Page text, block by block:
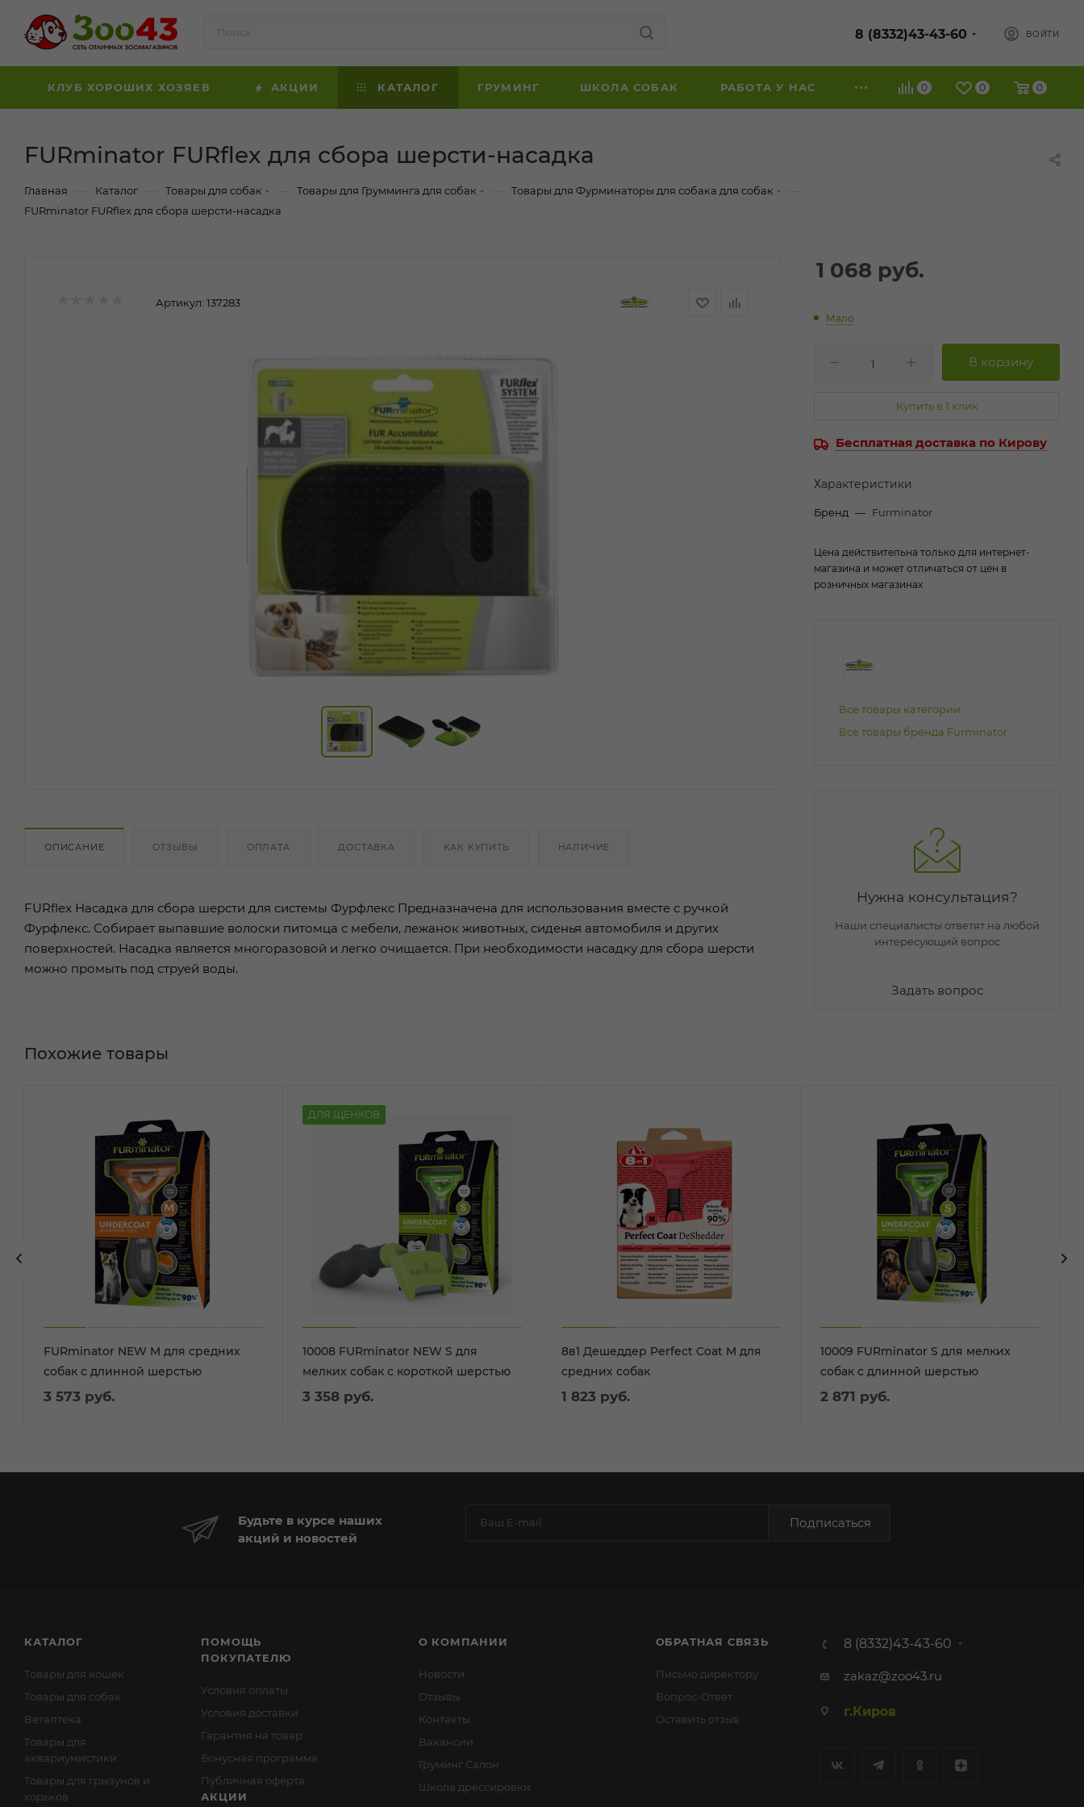
8 (8332)43-43-60 ВОЙТИ
0 0 0
КЛУБ ХОРОШИХ ХОЗЯЕВ АКЦИИ КАТАЛОГ ГРУМИНГ ШКОЛА СОБАК РАБОТА У НАС
FURminator FURflex для сбора шерсти-насадка
Главная Каталог Товары для собак Товары для Грумминга для собак Товары для Фурминаторы для собака для собак
FURminator FURflex для сбора шерсти-насадка
Артикул: 137283
ОПИСАНИЕ ОТЗЫВЫ ОПЛАТА ДОСТАВКА КАК КУПИТЬ НАЛИЧИЕ
FURflex Насадка для сбора шерсти для системы Фурфлекс Предназначена для использования вместе с ручкой
Фурфлекс. Собирает выпавшие волоски питомца с мебели, лежанок животных, сиденья автомобиля и других
поверхностей. Насадка является многоразовой и легко очищается. При необходимости насадку для сбора шерсти
можно промыть под струей воды.
1 068 руб.
Мало
Купить в 1 клик
Бесплатная доставка по Кирову
Характеристики
Бренд — Furminator
Цена действительна только для интернет-
магазина и может отличаться от цен в
розничных магазинах
Все товары категории
Все товары бренда Furminator
Нужна консультация?
Наши специалисты ответят на любой
интересующий вопрос
Задать вопрос
FURminator NEW M для средних
собак с длинной шерстью
3 573 руб.
ДЛЯ ЩЕНКОВ
10008 FURminator NEW S для
мелких собак с короткой шерстью
3 358 руб.
8в1 Дешеддер Perfect Coat M для
средних собак
1 823 руб.
10009 FURminator S для мелких
собак с длинной шерстью
2 871 руб.
Похожие товары
Будьте в курсе наших
акций и новостей
Подписаться
КАТАЛОГ
Товары для кошек
Товары для собак
Ветаптека
Товары для
аквариумистики
Товары для грызунов и
хорьков
ПОМОЩЬ
ПОКУПАТЕЛЮ
Условия оплаты
Условия доставки
Гарантия на товар
Бонусная программа
Публичная оферта
АКЦИИ
О КОМПАНИИ
Новости
Отзывы
Контакты
Вакансии
Груминг Салон
Школа дрессировки
ОБРАТНАЯ СВЯЗЬ
Письмо директору
Вопрос-Ответ
Оставить отзыв
8 (8332)43-43-60
zakaz@zoo43.ru
г.Киров